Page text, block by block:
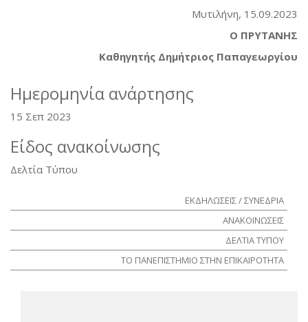
Μυτιλήνη, 15.09.2023
Ο ΠΡΥΤΑΝΗΣ
Καθηγητής Δημήτριος Παπαγεωργίου
Ημερομηνία ανάρτησης
15 Σεπ 2023
Είδος ανακοίνωσης
Δελτία Τύπου
ΕΚΔΗΛΩΣΕΙΣ / ΣΥΝΕΔΡΙΑ
ΑΝΑΚΟΙΝΩΣΕΙΣ
ΔΕΛΤΙΑ ΤΥΠΟΥ
ΤΟ ΠΑΝΕΠΙΣΤΗΜΙΟ ΣΤΗΝ ΕΠΙΚΑΙΡΟΤΗΤΑ